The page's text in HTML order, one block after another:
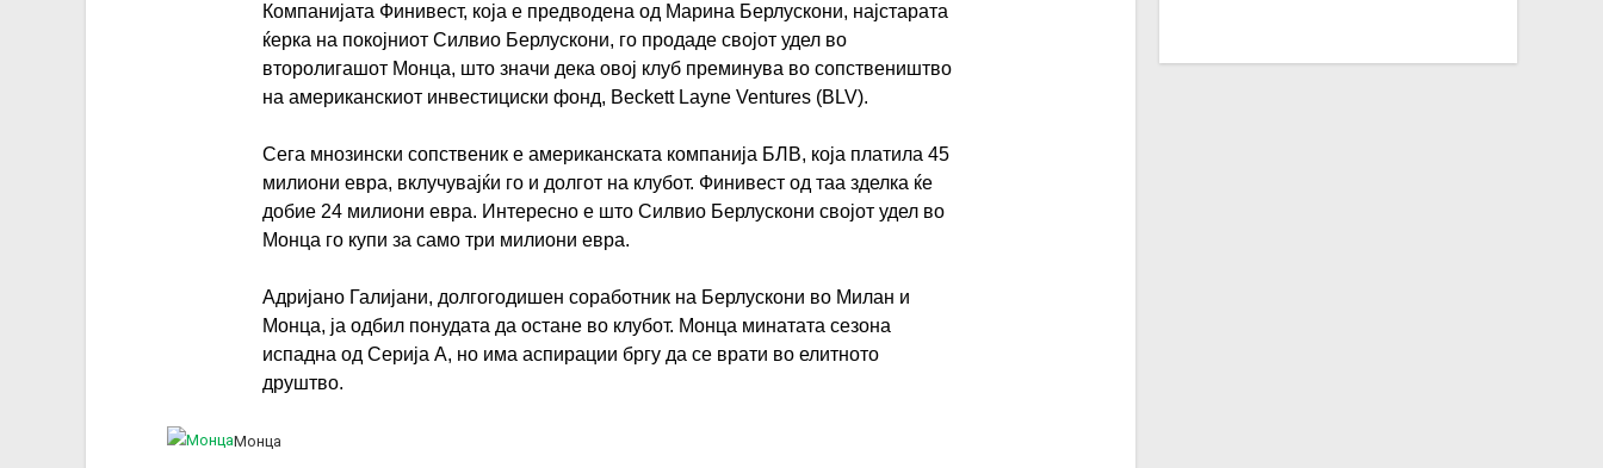
Компанијата Финивест, која е предводена од Марина Берлускони, најстарата
ќерка на покојниот Силвио Берлускони, го продаде својот удел во
второлигашот Монца, што значи дека овој клуб преминува во сопствеништво
на американскиот инвестициски фонд, Beckett Layne Ventures (BLV).
Сега мнозински сопственик е американската компанија БЛВ, која платила 45
милиони евра, вклучувајќи го и долгот на клубот. Финивест од таа зделка ќе
добие 24 милиони евра. Интересно е што Силвио Берлускони својот удел во
Монца го купи за само три милиони евра.
Адријано Галијани, долгогодишен соработник на Берлускони во Милан и
Монца, ја одбил понудата да остане во клубот. Монца минатата сезона
испадна од Серија А, но има аспирации бргу да се врати во елитното
друштво.
Монца